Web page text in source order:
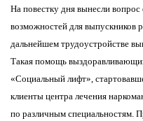
На повестку дня вынесли
возможностей для выпускников
дальнейшем трудоустройстве
Такая помощь
«Социальный лифт»,
клиенты центра лечения
по различным специальностям.